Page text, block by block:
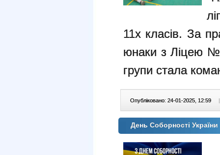
11х класів. За
юнаки з Ліцею
групи стала
Опубліковано: 24-01-2025, 12:59 |
День Соборності